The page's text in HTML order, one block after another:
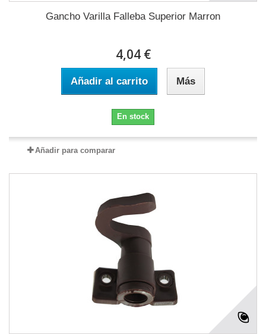
Gancho Varilla Falleba Superior Marron
4,04 €
Añadir al carrito Más
En stock
Añadir para comparar